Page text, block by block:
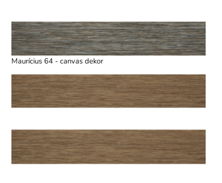
Maurícius 64 - canvas dekor